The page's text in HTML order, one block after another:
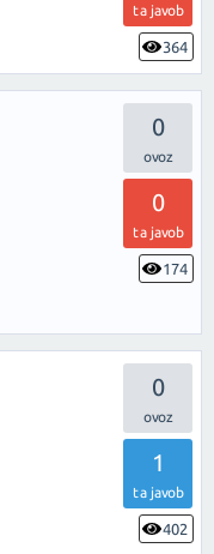
ta javob
364
0
0
ta javob
174
0
1
ta javob
402